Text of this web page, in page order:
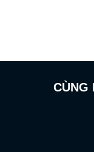
CÙNG